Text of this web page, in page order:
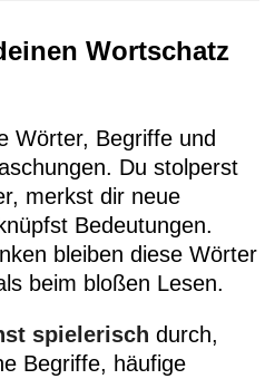
Wortschatz
Wörter, Begriffe und
Du stolperst
merkst dir neue
Bedeutungen.
bleiben diese Wörter
beim bloßen Lesen.
spielerisch durch,
Begriffe, häufige